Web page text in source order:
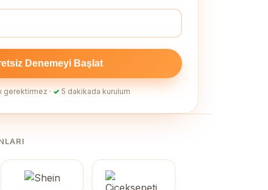
Denemeyi Başlat
gerektirmez · ✓ 5 dakikada kurulum